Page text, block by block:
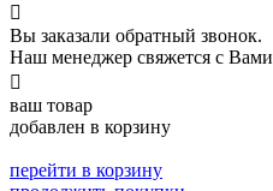

Вы заказали обратный звонок.
Наш менеджер свяжется с Вами

ваш товар
добавлен в корзину
перейти в корзину